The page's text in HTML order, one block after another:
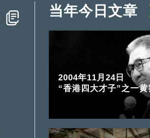
当年今日文章
2004年11月24日
“香港四大才子”之一